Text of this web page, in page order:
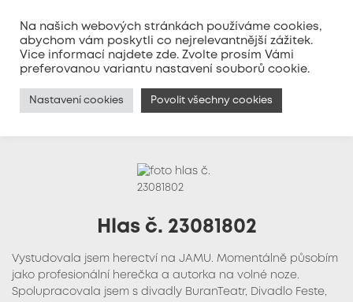
MENU
Hlas č. 23081802
Vystudovala jsem herectví na JAMU. Momentálně působím
jako profesionální herečka a autorka na volné noze.
Spolupracovala jsem s divadly BuranTeatr, Divadlo Feste,
Na našich webových stránkách používáme cookies,
abychom vám poskytli co nejrelevantnější zážitek.
Vice informací najdete zde. Zvolte prosím Vámi
preferovanou variantu nastavení souborů cookie.
Nastavení cookies Povolit všechny cookies